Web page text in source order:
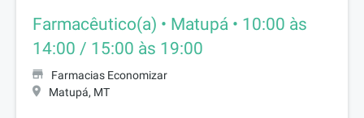
Farmacêutico(a) • Matupá • 10:00 às
14:00 / 15:00 às 19:00
Farmacias Economizar
Matupá, MT